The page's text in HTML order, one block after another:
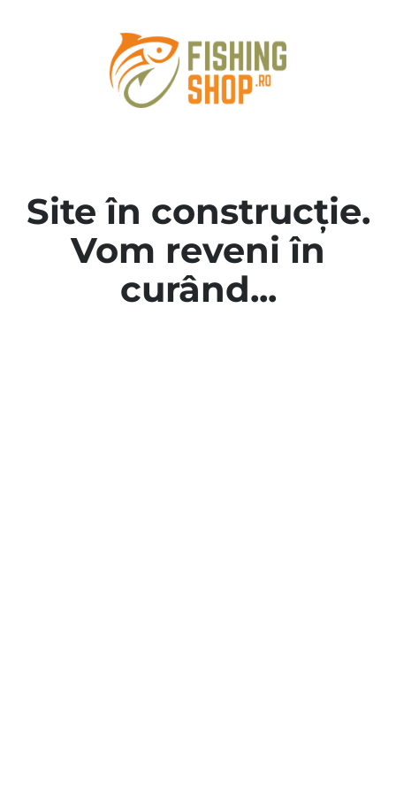
Site în construcție.
Vom reveni în
curând...